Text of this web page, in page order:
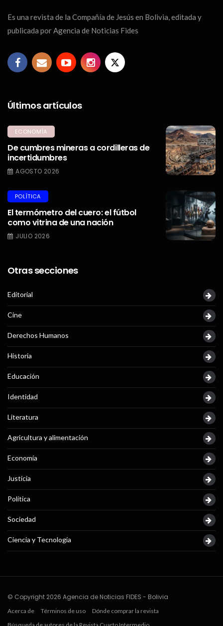
Es una revista de la Compañía de Jesús en Bolivia, editada y
publicada por Agencia de Noticias Fides
Últimos artículos
ECONOMÍA
De cumbres mineras a cordilleras de
incertidumbres
AGOSTO 2026
POLÍTICA
El termómetro del cuero: el fútbol
como vitrina de una nación
JULIO 2026
Otras secciones
Editorial
Cine
Derechos Humanos
Historia
Educación
Identidad
Literatura
Agricultura y alimentación
Economía
Justicia
Política
Sociedad
Ciencia y Tecnología
© Copyright 2026 Agencia de Noticias FIDES - Bolivia
Acerca de Términos de uso
Dónde comprar la revista